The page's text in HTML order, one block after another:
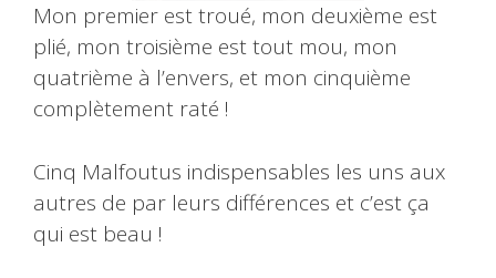
Mon premier est troué, mon deuxième est
plié, mon troisième est tout mou, mon
quatrième à l’envers, et mon cinquième
complètement raté !
Cinq Malfoutus indispensables les uns aux
autres de par leurs différences et c’est ça
qui est beau !